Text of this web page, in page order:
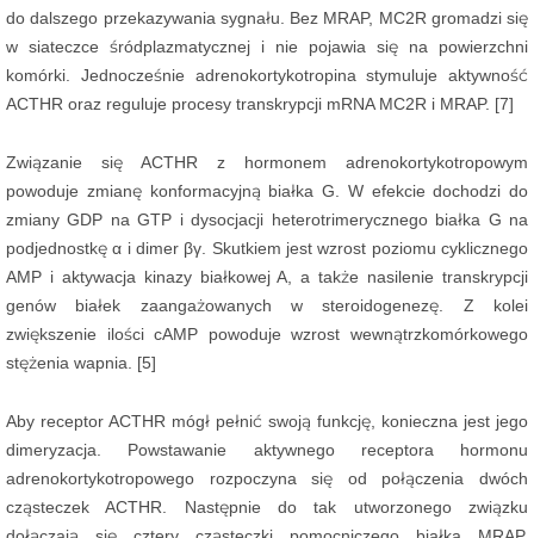
do dalszego przekazywania sygnału. Bez MRAP, MC2R gromadzi się
w siateczce śródplazmatycznej i nie pojawia się na powierzchni
komórki. Jednocześnie adrenokortykotropina stymuluje aktywność
ACTHR oraz reguluje procesy transkrypcji mRNA MC2R i MRAP. [7]
Związanie się ACTHR z hormonem adrenokortykotropowym
powoduje zmianę konformacyjną białka G. W efekcie dochodzi do
zmiany GDP na GTP i dysocjacji heterotrimerycznego białka G na
podjednostkę α i dimer βγ. Skutkiem jest wzrost poziomu cyklicznego
AMP i aktywacja kinazy białkowej A, a także nasilenie transkrypcji
genów białek zaangażowanych w steroidogenezę. Z kolei
zwiększenie ilości cAMP powoduje wzrost wewnątrzkomórkowego
stężenia wapnia. [5]
Aby receptor ACTHR mógł pełnić swoją funkcję, konieczna jest jego
dimeryzacja. Powstawanie aktywnego receptora hormonu
adrenokortykotropowego rozpoczyna się od połączenia dwóch
cząsteczek ACTHR. Następnie do tak utworzonego związku